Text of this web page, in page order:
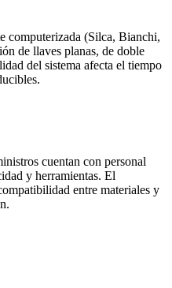
computerizada (Silca, Bianchi,
de llaves planas, de doble
del sistema afecta el tiempo
cuentan con personal
y herramientas. El
entre materiales y